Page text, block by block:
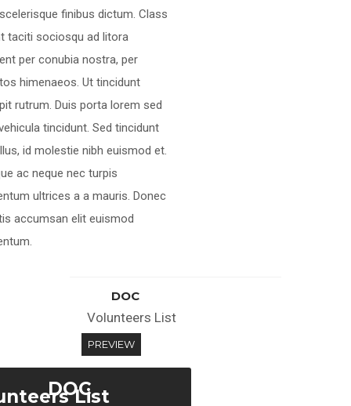
finibus dictum. Class
taciti sociosqu ad litora
per conubia nostra, per
himenaeos. Ut tincidunt
rutrum. Duis porta lorem sed
tincidunt. Sed tincidunt
id molestie nibh euismod et.
ac neque nec turpis
ultrices a a mauris. Donec
accumsan elit euismod
DOC
Volunteers List
PREVIEW
List
DOC